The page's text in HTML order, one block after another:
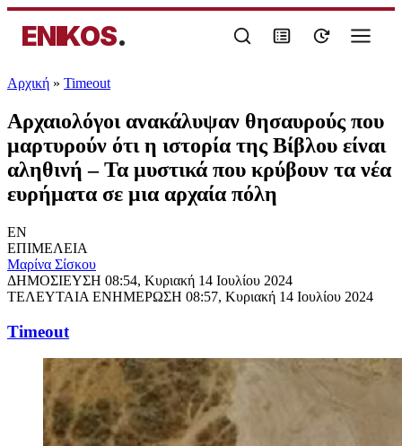
ENIKOS.
Αρχική » Timeout
Αρχαιολόγοι ανακάλυψαν θησαυρούς που
μαρτυρούν ότι η ιστορία της Βίβλου είναι
αληθινή – Τα μυστικά που κρύβουν τα νέα
ευρήματα σε μια αρχαία πόλη
EN
ΕΠΙΜΕΛΕΙΑ
Μαρίνα Σίσκου
ΔΗΜΟΣΙΕΥΣΗ 08:54, Κυριακή 14 Ιουλίου 2024
ΤΕΛΕΥΤΑΙΑ ΕΝΗΜΕΡΩΣΗ 08:57, Κυριακή 14 Ιουλίου 2024
Timeout